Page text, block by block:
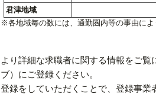
君津地域
※各地域毎の数には、通勤圏内等の事由によ
より詳細な求職者に関する情報をご
ブ）にご登録ください。
登録をしていただくことで、登録事業